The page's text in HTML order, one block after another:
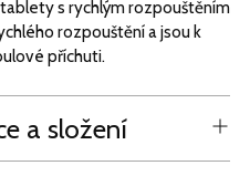
s rychlým rozpouštěním
rozpouštění a jsou k
příchuti.
a složení